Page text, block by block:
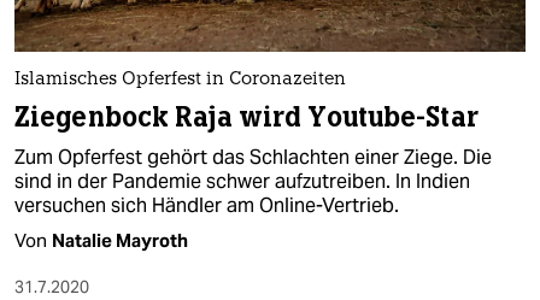
Islamisches Opferfest in Coronazeiten
Ziegenbock Raja wird Youtube-Star
Zum Opferfest gehört das Schlachten einer Ziege. Die
sind in der Pandemie schwer aufzutreiben. In Indien
versuchen sich Händler am Online-Vertrieb.
Von Natalie Mayroth
31.7.2020